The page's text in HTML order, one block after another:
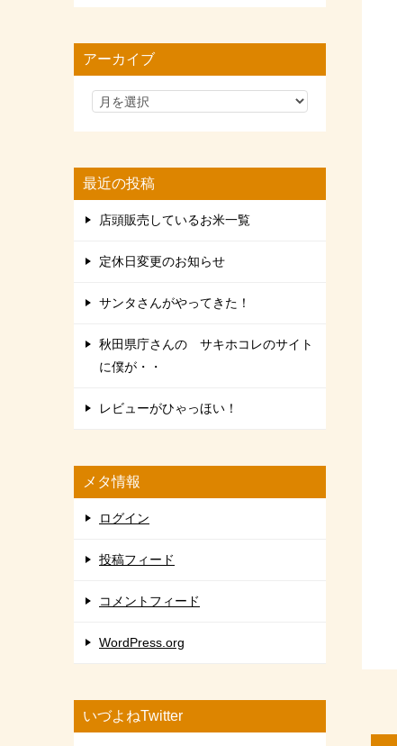
リ
アーカイブ
最近の投稿
店頭販売しているお米一覧
定休日変更のお知らせ
サンタさんがやってきた！
秋田県庁さんの サキホコレのサイト
に僕が・・
レビューがひゃっほい！
メタ情報
ログイン
投稿フィード
コメントフィード
WordPress.org
いづよねTwitter